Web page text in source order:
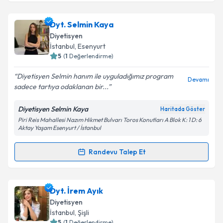
Takvim Talebini Gönder
Dyt. Şeyma Tekinkaşiçin randevu takvimi talebi
oluşturun. Size bu uzmandan randevu almanız için bir
takvim hazırlandığında e-posta ile bilgilendireceğiz.
Kişisel verilerimin işlenmesine ilişkin
Aydınlatma
Metni'ni okudum ve kişisel verilerimin belirtilen
kapsamda işlenmesini kabul ediyorum.
Takvim Talebini Gönder
Dyt. Selmin Kaya
Diyetisyen
İstanbul, Esenyurt
5 (1 Değerlendirme)
Diyetisyen Selmin hanım ile uyguladığımız program
sadece tartıya odaklanan bir...
Devamı
Diyetisyen Selmin Kaya Haritada Göster
Piri Reis Mahallesi Nazım Hikmet Bulvarı Toros Konutları A Blok K: 1 D: 6
Aktay Yaşam Esenyurt / İstanbul
Randevu Talep Et
Randevu Takvimi Talebi
Dyt. Selmin Kayaiçin randevu takvimi talebi
oluşturun. Size bu uzmandan randevu almanız için bir
takvim hazırlandığında e-posta ile bilgilendireceğiz.
Dyt. İrem Ayık
Diyetisyen
İstanbul, Şişli